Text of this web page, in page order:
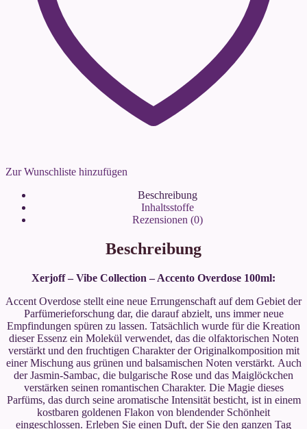
Zur Wunschliste hinzufügen
Beschreibung
Inhaltsstoffe
Rezensionen (0)
Beschreibung
Xerjoff – Vibe Collection – Accento Overdose 100ml:
Accent Overdose stellt eine neue Errungenschaft auf dem Gebiet der
Parfümerieforschung dar, die darauf abzielt, uns immer neue
Empfindungen spüren zu lassen. Tatsächlich wurde für die Kreation
dieser Essenz ein Molekül verwendet, das die olfaktorischen Noten
verstärkt und den fruchtigen Charakter der Originalkomposition mit
einer Mischung aus grünen und balsamischen Noten verstärkt. Auch
der Jasmin-Sambac, die bulgarische Rose und das Maiglöckchen
verstärken seinen romantischen Charakter. Die Magie dieses
Parfüms, das durch seine aromatische Intensität besticht, ist in einem
kostbaren goldenen Flakon von blendender Schönheit
eingeschlossen. Erleben Sie einen Duft, der Sie den ganzen Tag